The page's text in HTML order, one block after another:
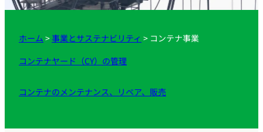
ホーム >事業とサステナビリティ > コンテナ事業
コンテナヤード（CY）の管理
コンテナのメンテナンス、リペア、販売